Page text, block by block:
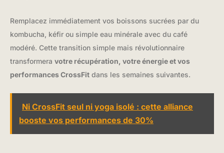
Remplacez immédiatement vos boissons sucrées par du
kombucha, kéfir ou simple eau minérale avec du café
modéré. Cette transition simple mais révolutionnaire
transformera votre récupération, votre énergie et vos
performances CrossFit dans les semaines suivantes.
Ni CrossFit seul ni yoga isolé : cette alliance
booste vos performances de 30%